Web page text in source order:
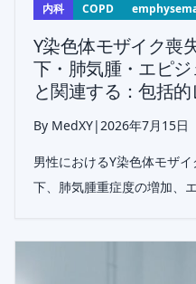
内科 COPD
Y染色体モザイク喪
下・肺気腫・エピ
と関連する：包括
By MedXY|2026年7月15日
男性におけるY染色体モザ
下、肺気腫重症度の増加、
なバイオマーカーとして位